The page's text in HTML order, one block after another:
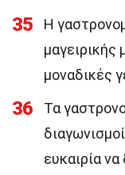
35
Η
μαγειρικής
μοναδικές
36
Τα
ευκαιρία